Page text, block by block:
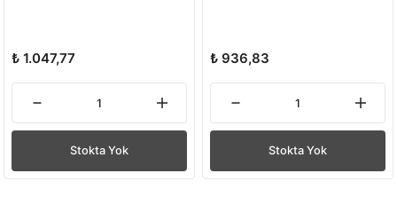
₺ 1.047,77
Stokta Yok
₺ 936,83
Stokta Yok